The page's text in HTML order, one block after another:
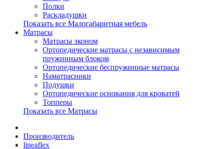
Полки
Раскладушки
Показать все Малогабаритная мебель
Матрасы
Матрасы эконом
Ортопедические матрасы с независимым
пружинным блоком
Ортопедические беспружинные матрасы
Наматрасники
Подушки
Ортопедические основания для кроватей
Топперы
Показать все Матрасы
Производитель
lineaflex